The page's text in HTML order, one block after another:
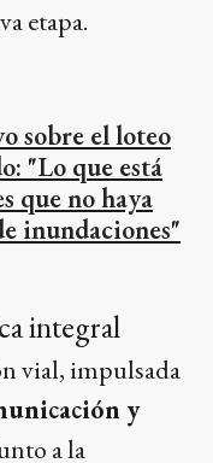
etapa.
sobre el loteo
"Lo que está
que no haya
inundaciones"
integral
vial, impulsada
y
a la